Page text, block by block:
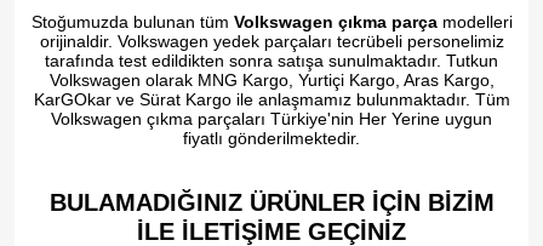
Stoğumuzda bulunan tüm Volkswagen çıkma parçamodelleri
orijinaldir. Volkswagen yedek parçaları tecrübeli personelimiz
tarafında test edildikten sonra satışa sunulmaktadır. Tutkun
Volkswagen olarak MNG Kargo, Yurtiçi Kargo, Aras Kargo,
KarGOkar ve Sürat Kargo ile anlaşmamız bulunmaktadır. Tüm
Volkswagen çıkma parçaları Türkiye'nin Her Yerine uygun
fiyatlı gönderilmektedir.
BULAMADIĞINIZ ÜRÜNLER İÇİN BİZİM
İLE İLETİŞİME GEÇİNİZ​